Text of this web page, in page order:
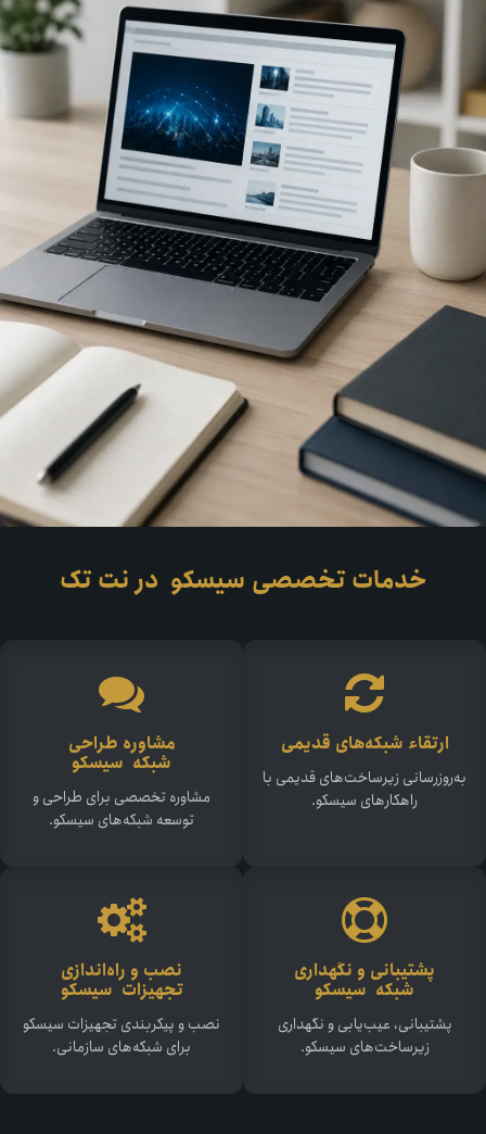
خدمات تخصصی سیسکو ​ در نت تک
ارتقاء شبکه‌های قدیمی
به‌روزرسانی زیرساخت‌های قدیمی با
راهکارهای سیسکو.
مشاوره طراحی
شبکه سیسکو
مشاوره تخصصی برای طراحی و
توسعه شبکه‌های سیسکو.
پشتیبانی و نگهداری
شبکه سیسکو
پشتیبانی، عیب‌یابی و نگهداری
زیرساخت‌های سیسکو.
نصب و راه‌اندازی
تجهیزات سیسکو
نصب و پیکربندی تجهیزات سیسکو
برای شبکه‌های سازمانی.